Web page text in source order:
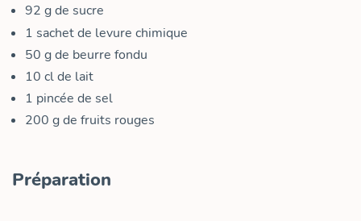
92 gde sucre
1 sachet de levure chimique
50 gde beurre fondu
10 clde lait
1 pincée de sel
200 gde fruits rouges
Préparation